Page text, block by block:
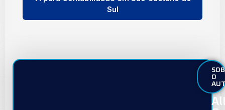
Sul
O